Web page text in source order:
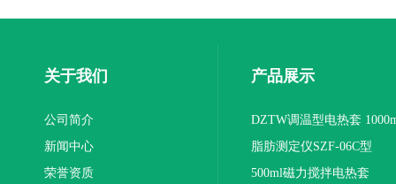
关于我们
公司简介
新闻中心
荣誉资质
产品展示
DZTW调温型电热套
联
脂肪测定仪SZF-06C型
500ml磁力搅拌电热套